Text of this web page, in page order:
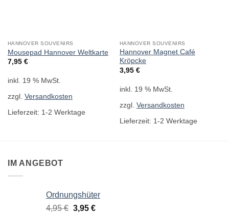
HANNOVER SOUVENIRS
Mousepad Hannover Weltkarte
7,95 €
inkl. 19 % MwSt.
zzgl. Versandkosten
Lieferzeit: 1-2 Werktage
HANNOVER SOUVENIRS
Hannover Magnet Café
Kröpcke
3,95 €
inkl. 19 % MwSt.
zzgl. Versandkosten
Lieferzeit: 1-2 Werktage
IM ANGEBOT
Ordnungshüter
4,95€ Ursprünglicher
3,95 €Aktueller